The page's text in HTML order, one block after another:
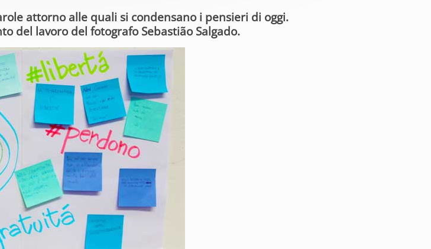
attorno alle quali si condensano i pensieri di oggi.
del lavoro del fotografo Sebastião Salgado.